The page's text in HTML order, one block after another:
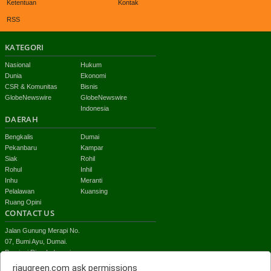
Ketentuan Kontak
RSS
KATEGORI
Nasional
Hukum
Dunia
Ekonomi
CSR & Komunitas
Bisnis
GlobeNewswire
GlobeNewswire
Indonesia
DAERAH
Bengkalis
Dumai
Pekanbaru
Kampar
Siak
Rohil
Rohul
Inhil
Inhu
Meranti
Pelalawan
Kuansing
Ruang Opini
CONTACT US
Jalan Gunung Merapi No.
07, Bumi Ayu, Dumai.
Provinsi Riau-Indonesia
email:riaugreen.com ask permissions